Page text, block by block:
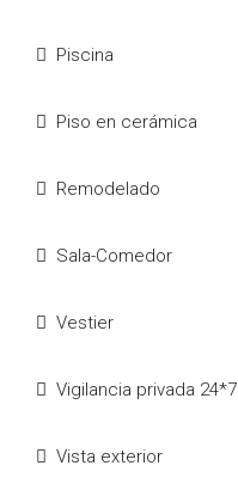
Piscina
Piso en cerámica
Remodelado
Sala-Comedor
Vestier
Vigilancia privada 24*7
Vista exterior